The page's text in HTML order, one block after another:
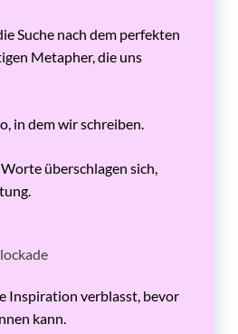
Suche nach dem perfekten
Metapher, die uns
in dem wir schreiben.
überschlagen sich,
Inspiration verblasst, bevor
kann.